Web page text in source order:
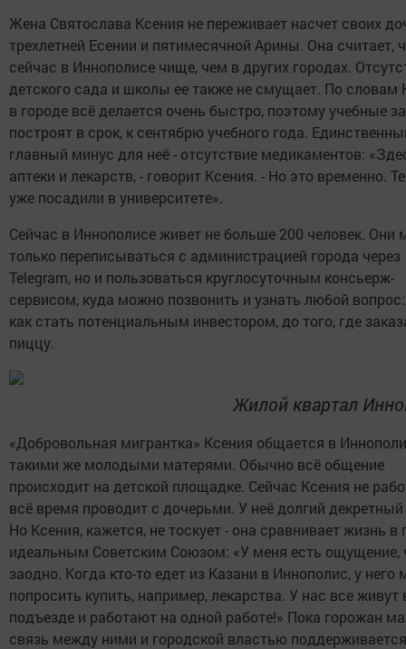
Жена Святослава Ксения не переживает насчет своих
трехлетней Есении и пятимесячной Арины. Она считает,
сейчас в Иннополисе чище, чем в других городах.
детского сада и школы ее также не смущает. По словам
в городе всё делается очень быстро, поэтому учебные
построят в срок, к сентябрю учебного года.
главный минус для неё - отсутствие медикаментов:
аптеки и лекарств, - говорит Ксения. - Но это временно.
уже посадили в университете».
Сейчас в Иннополисе живет не больше 200 человек. Они
только переписываться с администрацией города через
Telegram, но и пользоваться круглосуточным консьерж-
сервисом, куда можно позвонить и узнать любой вопрос:
как стать потенциальным инвестором, до того, где
пиццу.
Жилой квартал
«Добровольная мигрантка» Ксения общается в
такими же молодыми матерями. Обычно всё общение
происходит на детской площадке. Сейчас Ксения не
всё время проводит с дочерьми. У неё долгий декретный
Но Ксения, кажется, не тоскует - она сравнивает жизнь в
идеальным Советским Союзом: «У меня есть ощущение,
заодно. Когда кто-то едет из Казани в Иннополис, у него
попросить купить, например, лекарства. У нас все
подъезде и работают на одной работе!» Пока горожан
связь между ними и городской властью